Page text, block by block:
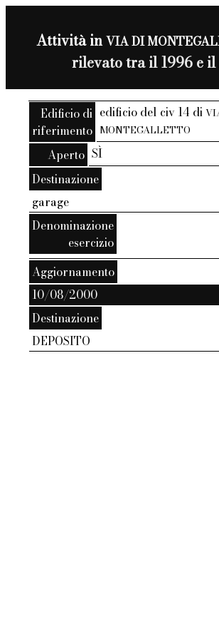
Attività inVIA DI
rilevato tra il 1996 e il
Edificio di
riferimento
edificio del civ 14 di
MONTEGALLETTO
Aperto SÌ
Destinazione
garage
Denominazione
esercizio
Aggiornamento
10/08/2000
Destinazione
DEPOSITO